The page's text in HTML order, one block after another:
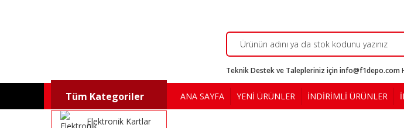
Teknik Destek ve Talepleriniz için info@f1depo.com
Tüm Kategoriler
Elektronik Kartlar
ANA SAYFA YENİ ÜRÜNLER İNDİRİMLİ ÜRÜNLER